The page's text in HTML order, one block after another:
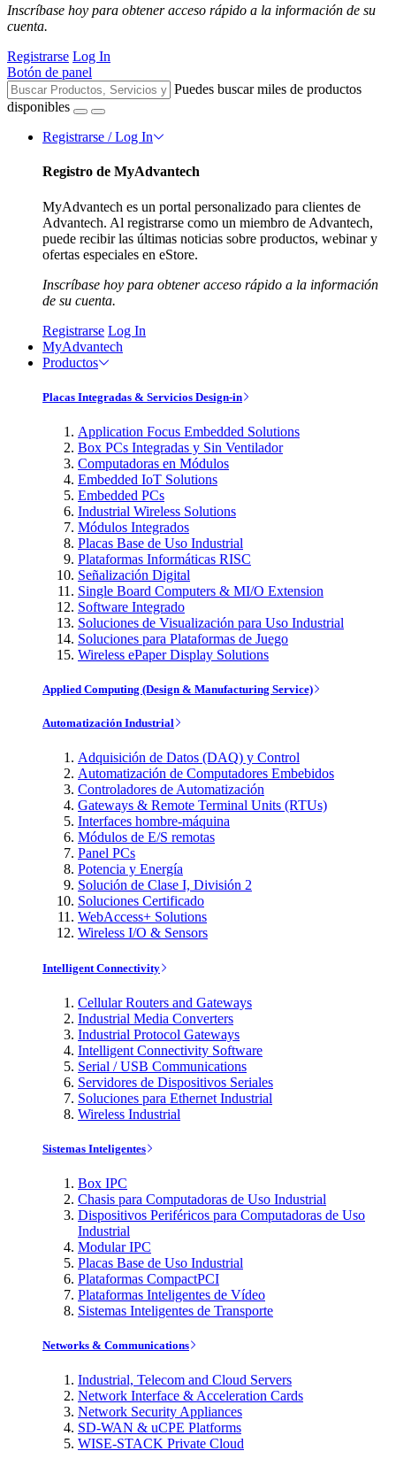
Inscríbase hoy para obtener acceso rápido a la información de su
cuenta.
Registrarse Log In
Botón de panel
Puedes buscar miles de productos
disponibles
Registrarse / Log In
Registro de MyAdvantech
MyAdvantech es un portal personalizado para clientes de
Advantech. Al registrarse como un miembro de Advantech,
puede recibir las últimas noticias sobre productos, webinar y
ofertas especiales en eStore.
Inscríbase hoy para obtener acceso rápido a la información
de su cuenta.
Registrarse Log In
MyAdvantech
Productos
Placas Integradas & Servicios Design-in
Application Focus Embedded Solutions
Box PCs Integradas y Sin Ventilador
Computadoras en Módulos
Embedded IoT Solutions
Embedded PCs
Industrial Wireless Solutions
Módulos Integrados
Placas Base de Uso Industrial
Plataformas Informáticas RISC
Señalización Digital
Single Board Computers & MI/O Extension
Software Integrado
Soluciones de Visualización para Uso Industrial
Soluciones para Plataformas de Juego
Wireless ePaper Display Solutions
Applied Computing (Design & Manufacturing Service)
Automatización Industrial
Adquisición de Datos (DAQ) y Control
Automatización de Computadores Embebidos
Controladores de Automatización
Gateways & Remote Terminal Units (RTUs)
Interfaces hombre-máquina
Módulos de E/S remotas
Panel PCs
Potencia y Energía
Solución de Clase I, División 2
Soluciones Certificado
WebAccess+ Solutions
Wireless I/O & Sensors
Intelligent Connectivity
Cellular Routers and Gateways
Industrial Media Converters
Industrial Protocol Gateways
Intelligent Connectivity Software
Serial / USB Communications
Servidores de Dispositivos Seriales
Soluciones para Ethernet Industrial
Wireless Industrial
Sistemas Inteligentes
Box IPC
Chasis para Computadoras de Uso Industrial
Dispositivos Periféricos para Computadoras de Uso
Industrial
Modular IPC
Placas Base de Uso Industrial
Plataformas CompactPCI
Plataformas Inteligentes de Vídeo
Sistemas Inteligentes de Transporte
Networks & Communications
Industrial, Telecom and Cloud Servers
Network Interface & Acceleration Cards
Network Security Appliances
SD-WAN & uCPE Platforms
WISE-STACK Private Cloud